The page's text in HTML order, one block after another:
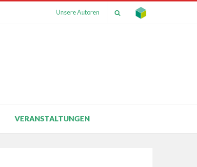
Unsere Autoren
VERANSTALTUNGEN